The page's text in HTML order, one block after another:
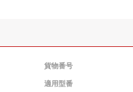
貨物番号
適用型番